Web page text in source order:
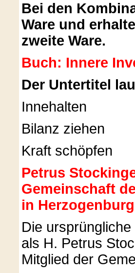
Bei den
Ware und
zweite Ware.
Buch: Innere
Der Untertitel
Innehalten
Bilanz ziehen
Kraft schöpfen
Petrus
Gemeinschaft
in
Die
als H. Petrus
Mitglied der